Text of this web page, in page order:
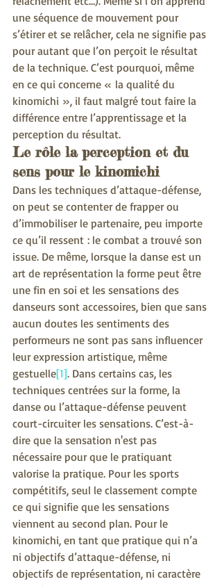
une séquence de mouvement pour
s’étirer et se relâcher, cela ne signifie pas
pour autant que l’on perçoit le résultat
de la technique. C’est pourquoi, même
en ce qui concerne « la qualité du
kinomichi », il faut malgré tout faire la
différence entre l’apprentissage et la
perception du résultat.
Le rôle la perception et du
sens pour le kinomichi
Dans les techniques d’attaque-défense,
on peut se contenter de frapper ou
d’immobiliser le partenaire, peu importe
ce qu’il ressent : le combat a trouvé son
issue. De même, lorsque la danse est un
art de représentation la forme peut être
une fin en soi et les sensations des
danseurs sont accessoires, bien que sans
aucun doutes les sentiments des
performeurs ne sont pas sans influencer
leur expression artistique, même
gestuelle[1]. Dans certains cas, les
techniques centrées sur la forme, la
danse ou l’attaque-défense peuvent
court-circuiter les sensations. C’est-à-
dire que la sensation n'est pas
nécessaire pour que le pratiquant
valorise la pratique. Pour les sports
compétitifs, seul le classement compte
ce qui signifie que les sensations
viennent au second plan. Pour le
kinomichi, en tant que pratique qui n’a
ni objectifs d’attaque-défense, ni
objectifs de représentation, ni caractère